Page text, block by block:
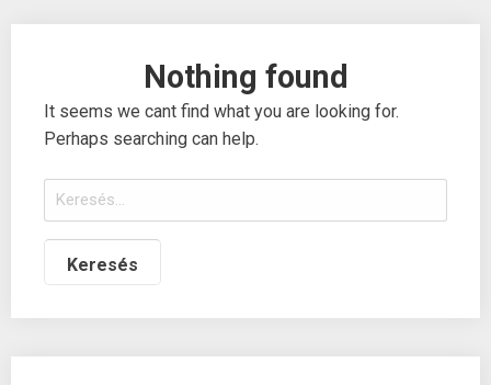
Nothing found
It seems we cant find what you are looking for.
Perhaps searching can help.
Keresés: